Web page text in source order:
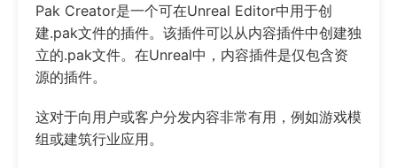
Pak Creator是一个可在Unreal Editor中用于创
建.pak文件的插件。该插件可以从内容插件中创建独
立的.pak文件。在Unreal中，内容插件是仅包含资
源的插件。
这对于向用户或客户分发内容非常有用，例如游戏模
组或建筑行业应用。